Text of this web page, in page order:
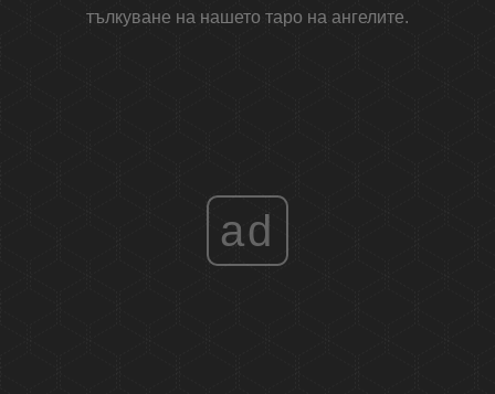
тълкуване на нашето таро на ангелите.
ad